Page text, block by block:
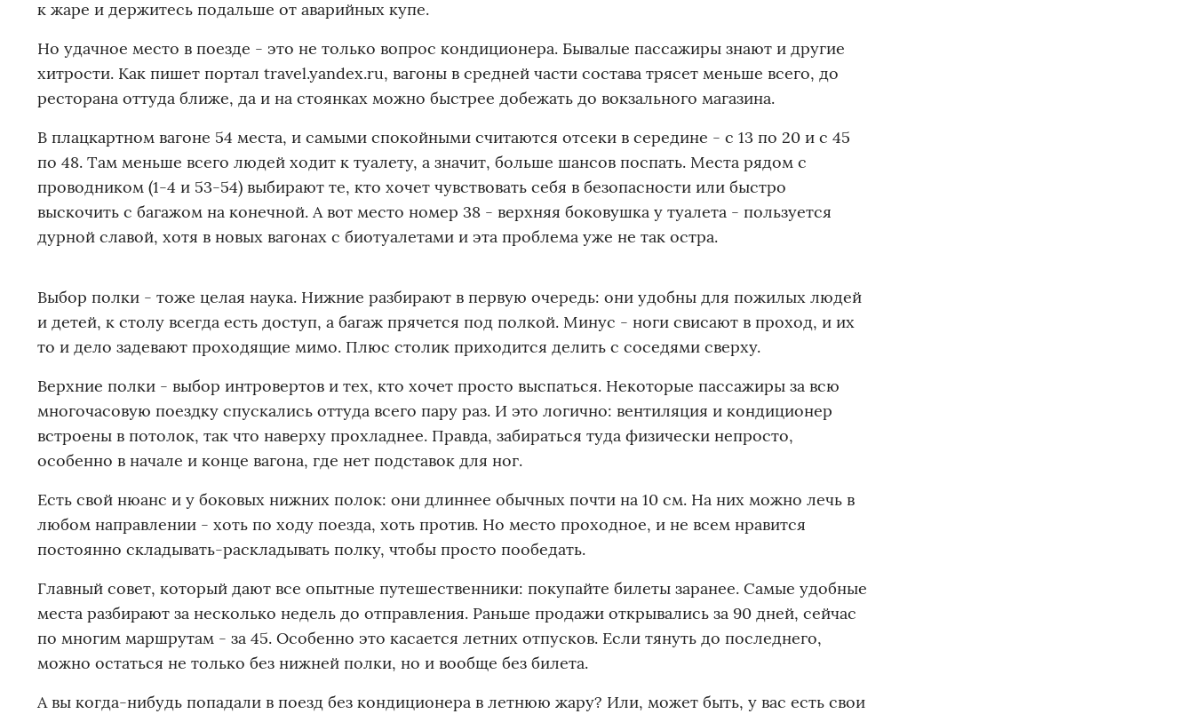
к жаре и держитесь подальше от аварийных купе.
Но удачное место в поезде - это не только вопрос кондиционера. Бывалые пассажиры знают и другие
хитрости. Как пишет портал travel.yandex.ru, вагоны в средней части состава трясет меньше всего, до
ресторана оттуда ближе, да и на стоянках можно быстрее добежать до вокзального магазина.
В плацкартном вагоне 54 места, и самыми спокойными считаются отсеки в середине - с 13 по 20 и с 45
по 48. Там меньше всего людей ходит к туалету, а значит, больше шансов поспать. Места рядом с
проводником (1-4 и 53-54) выбирают те, кто хочет чувствовать себя в безопасности или быстро
выскочить с багажом на конечной. А вот место номер 38 - верхняя боковушка у туалета - пользуется
дурной славой, хотя в новых вагонах с биотуалетами и эта проблема уже не так остра.
Выбор полки - тоже целая наука. Нижние разбирают в первую очередь: они удобны для пожилых людей
и детей, к столу всегда есть доступ, а багаж прячется под полкой. Минус - ноги свисают в проход, и их
то и дело задевают проходящие мимо. Плюс столик приходится делить с соседями сверху.
Верхние полки - выбор интровертов и тех, кто хочет просто выспаться. Некоторые пассажиры за всю
многочасовую поездку спускались оттуда всего пару раз. И это логично: вентиляция и кондиционер
встроены в потолок, так что наверху прохладнее. Правда, забираться туда физически непросто,
особенно в начале и конце вагона, где нет подставок для ног.
Есть свой нюанс и у боковых нижних полок: они длиннее обычных почти на 10 см. На них можно лечь в
любом направлении - хоть по ходу поезда, хоть против. Но место проходное, и не всем нравится
постоянно складывать-раскладывать полку, чтобы просто пообедать.
Главный совет, который дают все опытные путешественники: покупайте билеты заранее. Самые удобные
места разбирают за несколько недель до отправления. Раньше продажи открывались за 90 дней, сейчас
по многим маршрутам - за 45. Особенно это касается летних отпусков. Если тянуть до последнего,
можно остаться не только без нижней полки, но и вообще без билета.
А вы когда-нибудь попадали в поезд без кондиционера в летнюю жару? Или, может быть, у вас есть свои